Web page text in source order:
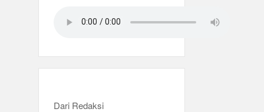
Dari Redaksi